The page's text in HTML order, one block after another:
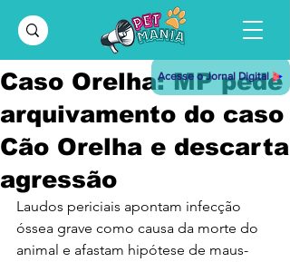
Acesse o Jornal Digital
Caso Orelha: MP pede
arquivamento do caso
Cão Orelha e descarta
agressão
Laudos periciais apontam infecção
óssea grave como causa da morte do
animal e afastam hipótese de maus-